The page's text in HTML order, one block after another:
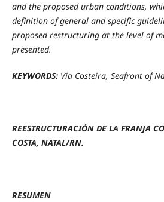
and the proposed urban conditions,
definition of general and specific
proposed restructuring at the level of
presented.
KEYWORDS: Via Costeira, Seafront of
REESTRUCTURACIÓN DE LA FRANJA
COSTA, NATAL/RN.
RESUMEN